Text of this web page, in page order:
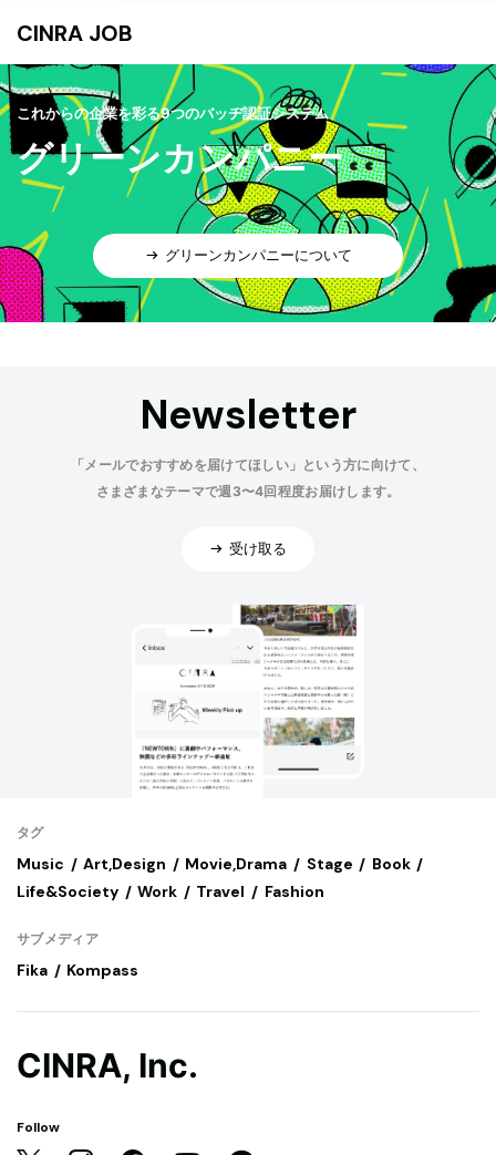
CINRA JOB
これからの企業を彩る9つのバッヂ認証システム
グリーンカンパニー
グリーンカンパニーについて
Newsletter
「メールでおすすめを届けてほしい」という方に向けて、
さまざまなテーマで週3〜4回程度お届けします。
受け取る
タグ
Music Art,Design Movie,Drama Stage
Book
Life&Society
Work Travel Fashion
サブメディア
Fika Kompass
CINRA, Inc.
Follow